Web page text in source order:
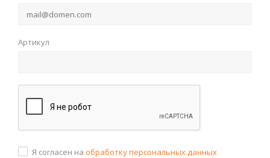
Артикул
Я согласен на обработку персональных данных